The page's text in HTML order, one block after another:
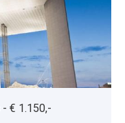
- € 1.150,-